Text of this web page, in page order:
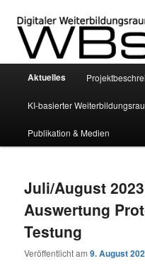
primären
Inhalt
springen
sekundären
Inhalt
springenWBsmart
INVITE Project –
basierten digitalen
personalisierter
HauptmenüAktuelles
KI-basierter
Publikation & Medien
Juli/August
Auswertung
Testung
Veröffentlicht am9. August